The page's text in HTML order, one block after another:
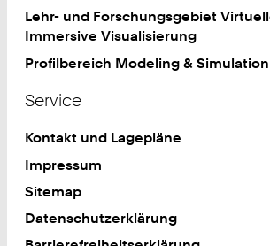
Lehr- und Forschungsgebiet
Immersive Visualisierung
Profilbereich Modeling &
Service
Kontakt und Lagepläne
Impressum
Sitemap
Datenschutzerklärung